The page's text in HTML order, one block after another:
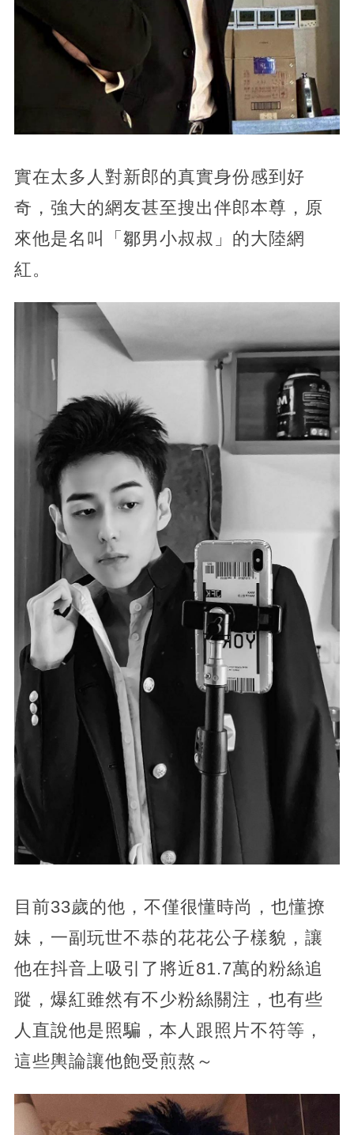
實在太多人對新郎的真實身份感到好
奇，強大的網友甚至搜出伴郎本尊，原
來他是名叫「鄒男小叔叔」的大陸網
紅。
目前33歲的他，不僅很懂時尚，也懂撩
妹，一副玩世不恭的花花公子樣貌，讓
他在抖音上吸引了將近81.7萬的粉絲追
蹤，爆紅雖然有不少粉絲關注，也有些
人直說他是照騙，本人跟照片不符等，
這些輿論讓他飽受煎熬～